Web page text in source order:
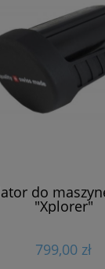
do
"Xplorer"
799,00 zł